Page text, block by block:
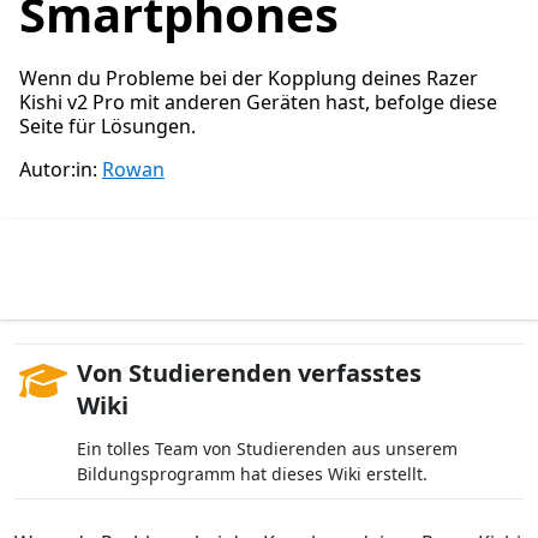
Smartphones
Wenn du Probleme bei der Kopplung deines Razer
Kishi v2 Pro mit anderen Geräten hast, befolge diese
Seite für Lösungen.
Autor:in: Rowan
Von Studierenden verfasstes
Wiki
Ein tolles Team von Studierenden aus unserem
Bildungsprogramm hat dieses Wiki erstellt.